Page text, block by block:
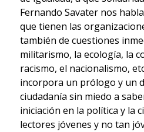
Fernando Savater nos
que tienen las
también de cuestiones
militarismo, la ecología, la
racismo, el nacionalismo,
incorpora un prólogo y un
ciudadanía sin miedo a
iniciación en la política y la
lectores jóvenes y no tan